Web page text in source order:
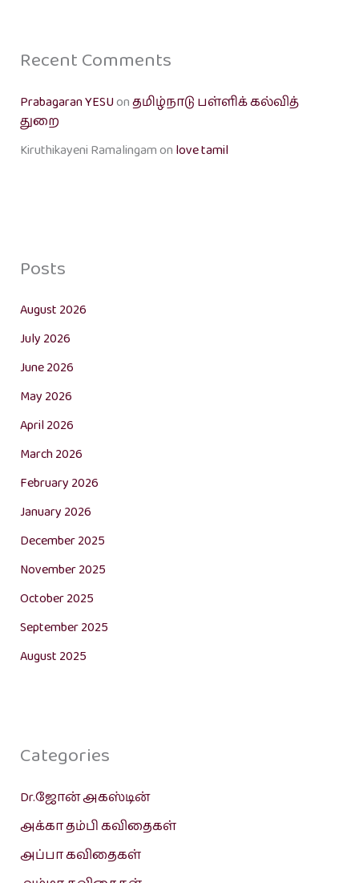
Recent Comments
Prabagaran YESUonதமிழ்நாடு பள்ளிக் கல்வித்
துறை
Kiruthikayeni Ramalingamon love tamil
Posts
August 2026
July 2026
June 2026
May 2026
April 2026
March 2026
February 2026
January 2026
December 2025
November 2025
October 2025
September 2025
August 2025
Categories
Dr.ஜோன் அகஸ்டின்
அக்கா தம்பி கவிதைகள்
அப்பா கவிதைகள்